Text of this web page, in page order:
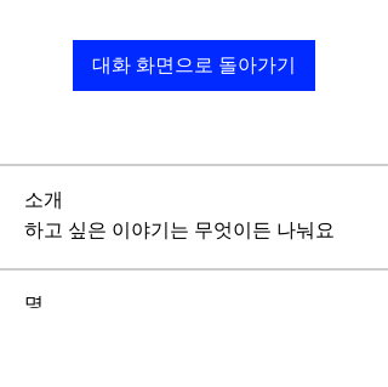
대화 화면으로 돌아가기
소개
하고 싶은 이야기는 무엇이든 나눠요
명